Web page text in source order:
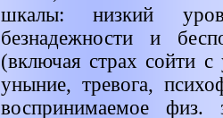
шкалы: низкий
безнадежности и
(включая страх сойти
уныние, тревога,
воспринимаемое